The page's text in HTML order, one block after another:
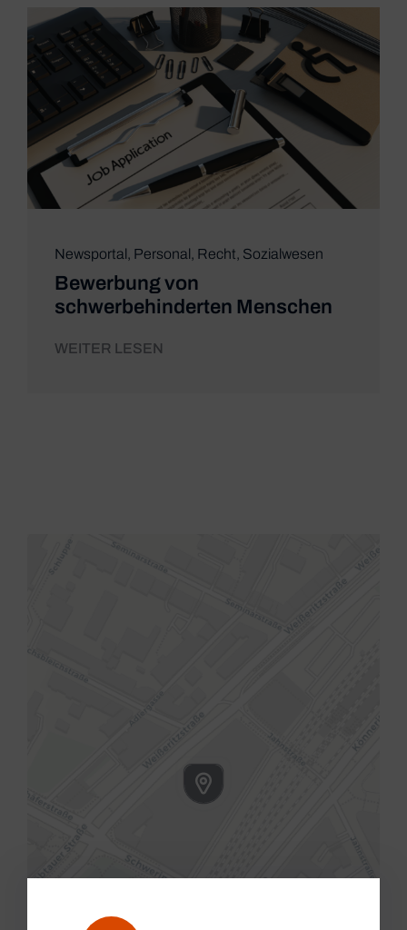
Newsportal, Personal, Recht, Sozialwesen
Bewerbung von
schwerbehinderten Menschen
WEITER LESEN